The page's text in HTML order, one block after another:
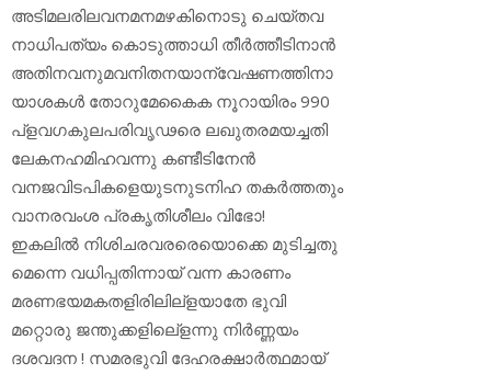
അടിമലരിലവനമനമഴകിനൊടു ചെയ്തവ
നാധിപത്യം കൊടുത്താധി തീര്‍ത്തീടിനാന്‍
അതിനവനുമവനിതനയാന്വേഷണത്തിനാ
യാശകള്‍ തോറുമേകൈക നൂറായിരം 990
പ്‌ളവഗകുലപരിവൃഢരെ ലഖുതരമയച്ചതി
ലേകനഹമിഹവന്നു കണ്ടീടിനേന്‍
വനജവിടപികളെയുടനുടനിഹ തകര്‍ത്തതും
വാനരവംശ പ്രകൃതിശീലം വിഭോ!
ഇകലില്‍ നിശിചരവരരെയൊക്കെ മുടിച്ചതു
മെന്നെ വധിപ്പതിന്നായ് വന്ന കാരണം
മരണഭയമകതളിരിലില്‌ളയാതേ ഭുവി
മറ്റൊരു ജന്തുക്കളിലെ്‌ളന്നു നിര്‍ണ്ണയം
ദശവദന ! സമരഭുവി ദേഹരക്ഷാര്‍ത്ഥമായ്